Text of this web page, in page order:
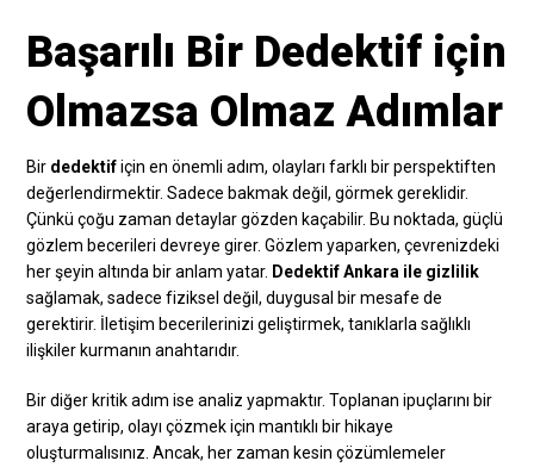
Başarılı Bir Dedektif için
Olmazsa Olmaz Adımlar
Bir dedektifiçin en önemli adım, olayları farklı bir perspektiften
değerlendirmektir. Sadece bakmak değil, görmek gereklidir.
Çünkü çoğu zaman detaylar gözden kaçabilir. Bu noktada, güçlü
gözlem becerileri devreye girer. Gözlem yaparken, çevrenizdeki
her şeyin altında bir anlam yatar. Dedektif Ankara ile gizlilik
sağlamak, sadece fiziksel değil, duygusal bir mesafe de
gerektirir. İletişim becerilerinizi geliştirmek, tanıklarla sağlıklı
ilişkiler kurmanın anahtarıdır.
Bir diğer kritik adım ise analiz yapmaktır. Toplanan ipuçlarını bir
araya getirip, olayı çözmek için mantıklı bir hikaye
oluşturmalısınız. Ancak, her zaman kesin çözümlemeler